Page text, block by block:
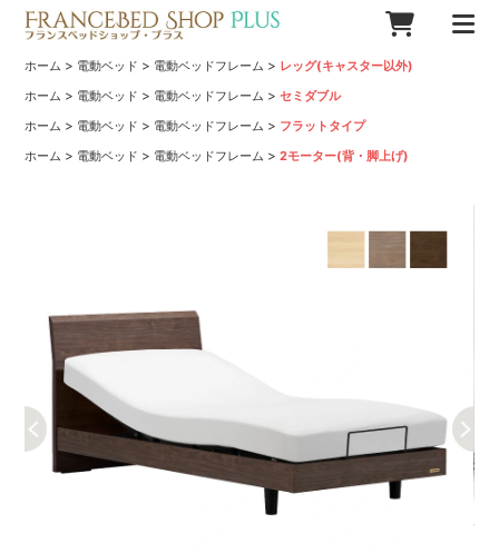
ホーム > 電動ベッド > 電動ベッドフレーム > レッグ(キャスター以外)
ホーム > 電動ベッド > 電動ベッドフレーム >セミダブル
ホーム > 電動ベッド > 電動ベッドフレーム > フラットタイプ
ホーム > 電動ベッド > 電動ベッドフレーム >2モーター(背・脚上げ)